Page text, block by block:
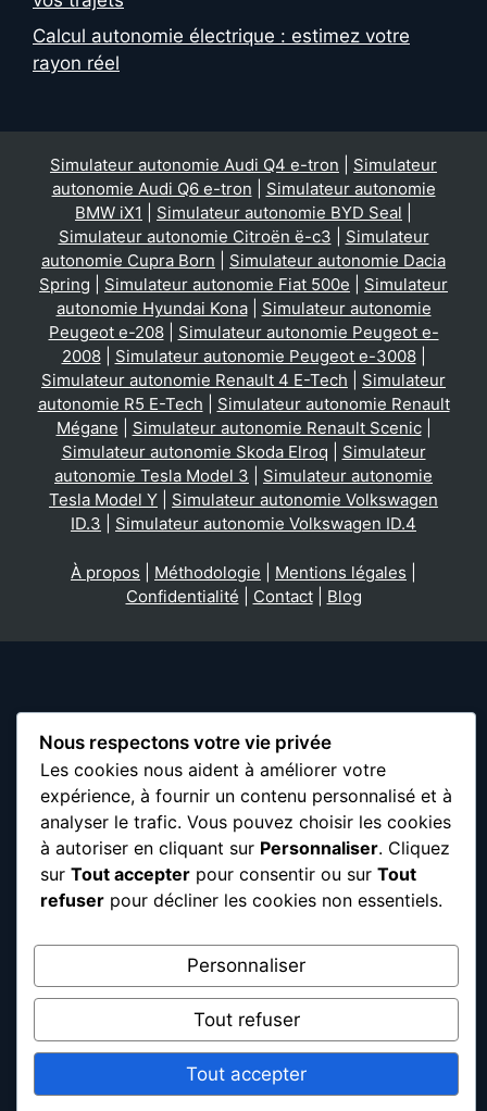
Calcul autonomie électrique : estimez votre
rayon réel
Simulateur autonomie Audi Q4 e-tron
Simulateur
autonomie Audi Q6 e-tron
Simulateur autonomie
BMW iX1
Simulateur autonomie BYD Seal
Simulateur autonomie Citroën ë-c3
Simulateur
autonomie Cupra Born
Simulateur autonomie Dacia
Spring
Simulateur autonomie Fiat 500e
Simulateur
autonomie Hyundai Kona| Simulateur autonomie
Peugeot e-208| Simulateur autonomie Peugeot e-
2008| Simulateur autonomie Peugeot e-3008|
Simulateur autonomie Renault 4 E-Tech
Simulateur
autonomie R5 E-Tech
Simulateur autonomie Renault
Mégane
Simulateur autonomie Renault Scenic|
Simulateur autonomie Skoda Elroq
Simulateur
autonomie Tesla Model 3
Simulateur autonomie
Tesla Model Y
Simulateur autonomie Volkswagen
ID.3
Simulateur autonomie Volkswagen ID.4
À propos Méthodologie Mentions légales
Confidentialité
Contact| Blog
Nous respectons votre vie privée
Les cookies nous aident à améliorer votre
expérience, à fournir un contenu personnalisé et à
analyser le trafic. Vous pouvez choisir les cookies
à autoriser en cliquant sur Personnaliser. Cliquez
sur Tout accepter pour consentir ou sur Tout
refuser pour décliner les cookies non essentiels.
Personnaliser
Tout refuser
Tout accepter